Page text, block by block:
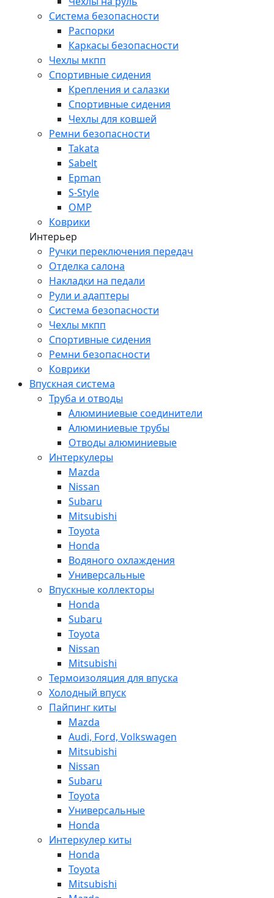
Система безопасности
Распорки
Каркасы безопасности
Чехлы мкпп
Спортивные сидения
Крепления и салазки
Спортивные сидения
Чехлы для ковшей
Ремни безопасности
Takata
Sabelt
Epman
S-Style
OMP
Коврики
Интерьер
Ручки переключения передач
Отделка салона
Накладки на педали
Рули и адаптеры
Система безопасности
Чехлы мкпп
Спортивные сидения
Ремни безопасности
Коврики
Впускная система
Труба и отводы
Алюминиевые соединители
Алюминиевые трубы
Отводы алюминиевые
Интеркулеры
Mazda
Nissan
Subaru
Mitsubishi
Toyota
Honda
Водяного охлаждения
Универсальные
Впускные коллекторы
Honda
Subaru
Toyota
Nissan
Mitsubishi
Термоизоляция для впуска
Холодный впуск
Пайпинг киты
Mazda
Audi, Ford, Volkswagen
Mitsubishi
Nissan
Subaru
Toyota
Универсальные
Honda
Интеркулер киты
Honda
Toyota
Mitsubishi